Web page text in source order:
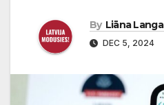
By Liāna Langa
DEC 5, 2024